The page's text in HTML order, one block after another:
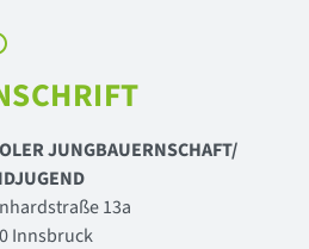
JUNGBAUERNSCHAFT/
13a
Innsbruck